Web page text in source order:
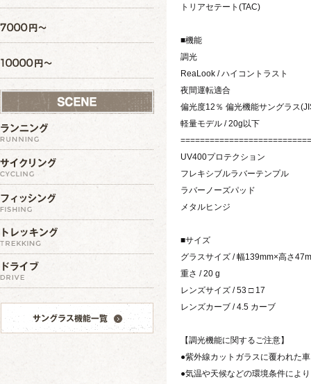
トリアセテート(TAC)
■機能
調光
ReaLook / ハイコントラスト
夜間運転適合
偏光度12％ 偏光機能サングラス
軽量モデル / 20g以下
UV400プロテクション
フレキシブルラバーテンプル
ラバーノーズパッド
メタルヒンジ
■サイズ
グラスサイズ / 幅139mm×高さ
重さ / 20 g
レンズサイズ / 53 □ 17
レンズカーブ / 4.5 カーブ
【調光機能に関するご注意】
●紫外線カットガラスに覆われた
●気温や天候などの環境条件によ